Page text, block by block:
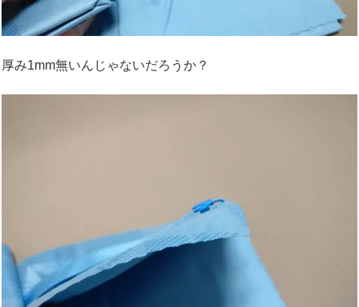
厚み1mm無いんじゃないだろうか？